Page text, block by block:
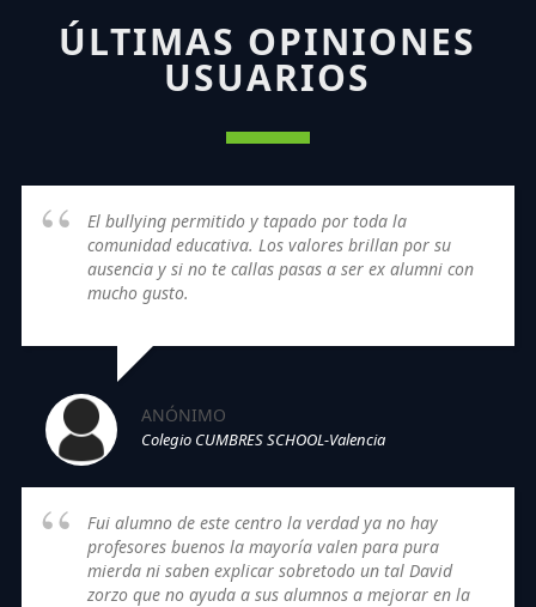
ÚLTIMAS OPINIONES
USUARIOS
El bullying permitido y tapado por toda la
comunidad educativa. Los valores brillan por su
ausencia y si no te callas pasas a ser ex alumni con
mucho gusto.
ANÓNIMO
Colegio CUMBRES SCHOOL-Valencia
Fui alumno de este centro la verdad ya no hay
profesores buenos la mayoría valen para pura
mierda ni saben explicar sobretodo un tal David
zorzo que no ayuda a sus alumnos a mejorar en la